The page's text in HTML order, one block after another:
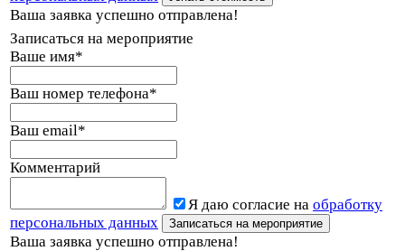
Ваша заявка успешно отправлена!
Записаться на мероприятие
Ваше имя*
Ваш номер телефона*
Ваш email*
Комментарий
Я даю согласие на обработку
персональных данных
Ваша заявка успешно отправлена!